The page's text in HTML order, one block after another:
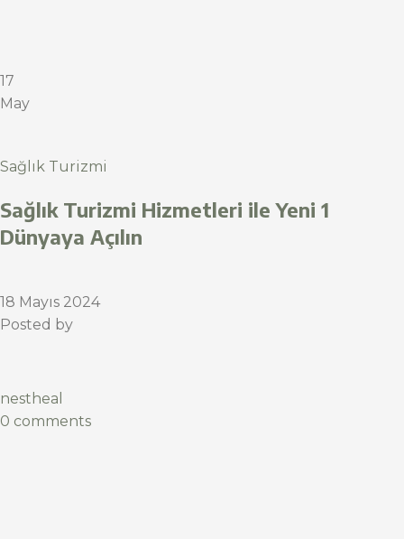
17
May
Sağlık Turizmi
Sağlık Turizmi Hizmetleri ile Yeni 1
Dünyaya Açılın
18 Mayıs 2024
Posted by
nestheal
0 comments